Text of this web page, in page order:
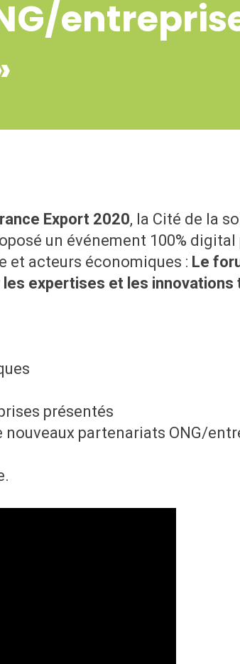
Export 2020, la Cité de la
un événement 100%
et acteurs économiques : Le
expertises et les innovations
présentés
nouveaux partenariats ONG/